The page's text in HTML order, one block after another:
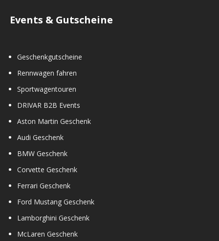
Events & Gutscheine
Geschenkgutscheine
Rennwagen fahren
Sportwagentouren
DRIVAR B2B Events
Aston Martin Geschenk
Audi Geschenk
BMW Geschenk
Corvette Geschenk
Ferrari Geschenk
Ford Mustang Geschenk
Lamborghini Geschenk
McLaren Geschenk